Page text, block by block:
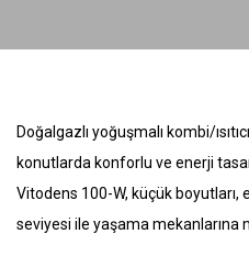
Doğalgazlı yoğuşmalı kombi/
konutlarda konforlu ve enerji
Vitodens 100-W, küçük boyutları,
seviyesi ile yaşama mekanlarına